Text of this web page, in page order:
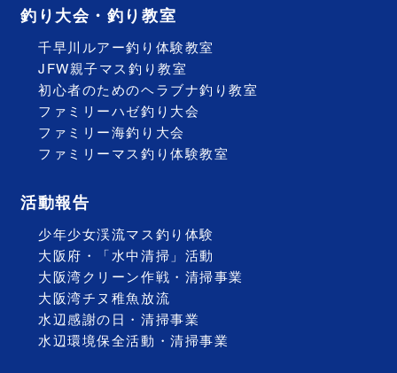
釣り大会・釣り教室
千早川ルアー釣り体験教室
JFW親子マス釣り教室
初心者のためのヘラブナ釣り教室
ファミリーハゼ釣り大会
ファミリー海釣り大会
ファミリーマス釣り体験教室
活動報告
少年少女渓流マス釣り体験
大阪府・「水中清掃」活動
大阪湾クリーン作戦・清掃事業
大阪湾チヌ稚魚放流
水辺感謝の日・清掃事業
水辺環境保全活動・清掃事業